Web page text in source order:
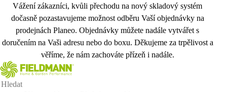
Vážení zákazníci, kvůli přechodu na nový skladový systém
dočasně pozastavujeme možnost odběru Vaší objednávky na
prodejnách Planeo. Objednávky můžete nadále vytvářet s
doručením na Vaši adresu nebo do boxu. Děkujeme za trpělivost a
věříme, že nám zachováte přízeň i nadále.